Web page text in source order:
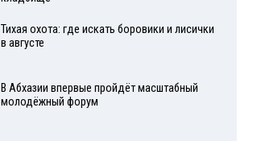
Тихая охота: где искать боровики и лисички
в августе
В Абхазии впервые пройдёт масштабный
молодёжный форум